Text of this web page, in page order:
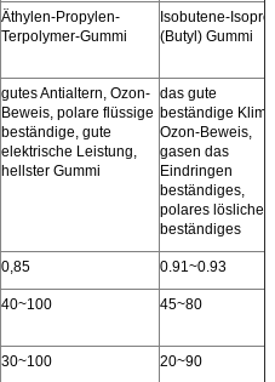
Äthylen-Propylen-
Terpolymer-Gummi
Isobutene-
(Butyl) Gummi
gutes Antialtern, Ozon-
Beweis, polare flüssige
beständige, gute
elektrische Leistung,
hellster Gummi
das gute
beständige
Ozon-Beweis,
gasen das
Eindringen
beständiges,
polares lösliches
beständiges
0,85 0.91~0.93
40~100 45~80
30~100 20~90